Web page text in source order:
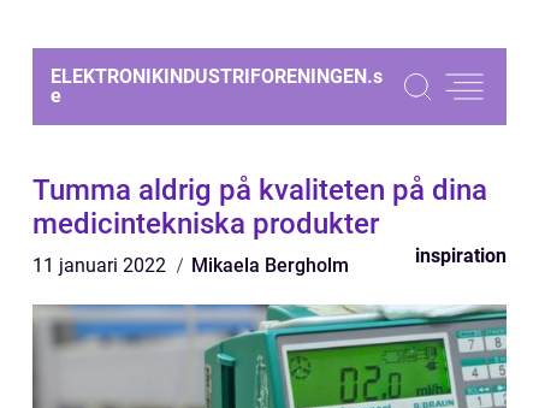
ELEKTRONIKINDUSTRIFORENINGEN.s
e
Tumma aldrig på kvaliteten på dina
medicintekniska produkter
11 januari 2022 Mikaela Bergholm inspiration